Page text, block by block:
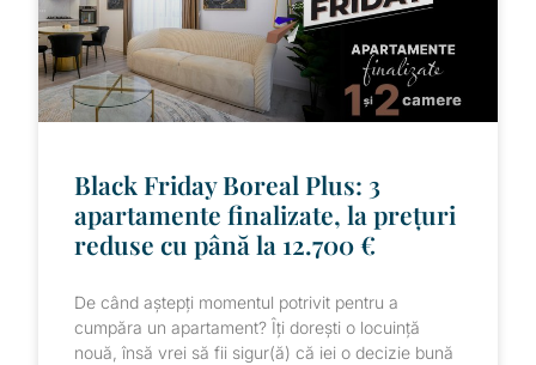
Black Friday Boreal Plus: 3
apartamente finalizate, la prețuri
reduse cu până la 12.700 €
De când aștepți momentul potrivit pentru a
cumpăra un apartament? Îți dorești o locuință
nouă, însă vrei să fii sigur(ă) că iei o decizie bună